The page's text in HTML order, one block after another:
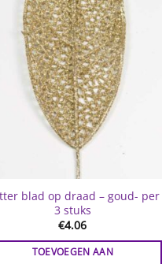
blad op draad – goud- per
3 stuks
€4.06
TOEVOEGEN AAN